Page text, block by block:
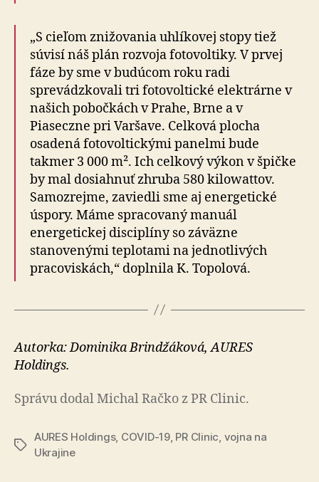
„S cieľom znižovania uhlíkovej stopy tiež
súvisí náš plán rozvoja fotovoltiky. V prvej
fáze by sme v budúcom roku radi
sprevádzkovali tri fotovoltické elektrárne v
našich pobočkách v Prahe, Brne a v
Piaseczne pri Varšave. Celková plocha
osadená fotovoltickými panelmi bude
takmer 3 000 m². Ich celkový výkon v špičke
by mal dosiahnuť zhruba 580 kilowattov.
Samozrejme, zaviedli sme aj energetické
úspory. Máme spracovaný manuál
energetickej disciplíny so záväzne
stanovenými teplotami na jednotlivých
pracoviskách,“ doplnila K. Topolová.
Autorka: Dominika Brindžáková, AURES
Holdings.
Správu dodal Michal Račko z PR Clinic.
Značky
AURES Holdings, COVID-19, PR Clinic, vojna na
Ukrajine